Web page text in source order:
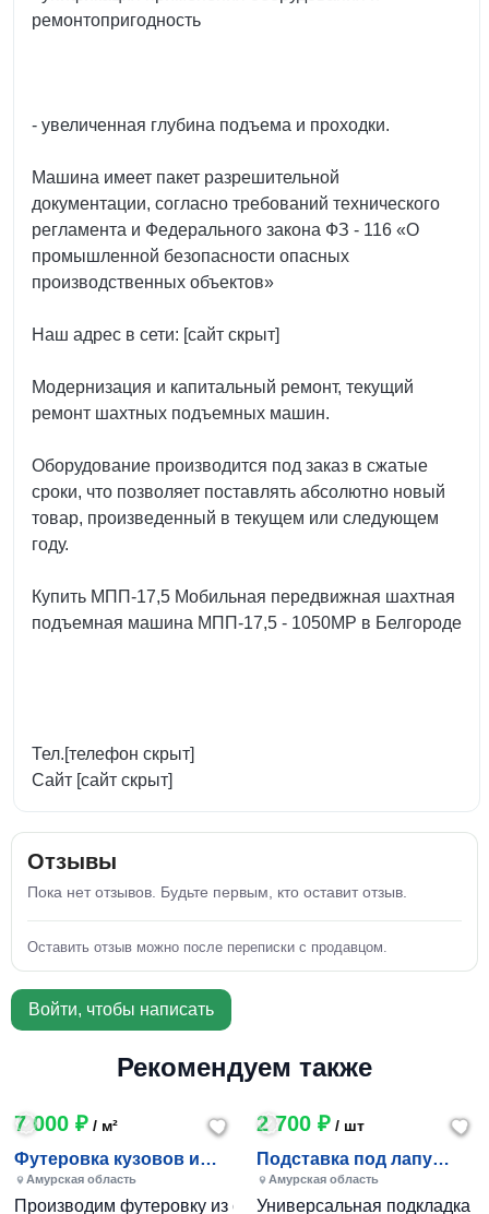
ремонтопригодность
- увеличенная глубина подъема и проходки.
Машина имеет пакет разрешительной
документации, согласно требований технического
регламента и Федерального закона ФЗ - 116 «О
промышленной безопасности опасных
производственных объектов»
Наш адрес в сети: [сайт скрыт]
Модернизация и капитальный ремонт, текущий
ремонт шахтных подъемных машин.
Оборудование производится под заказ в сжатые
сроки, что позволяет поставлять абсолютно новый
товар, произведенный в текущем или следующем
году.
Купить МПП-17,5 Мобильная передвижная шахтная
подъемная машина МПП-17,5 - 1050МР в Белгороде
Тел.[телефон скрыт]
Сайт [сайт скрыт]
Отзывы
Пока нет отзывов. Будьте первым, кто оставит отзыв.
Оставить отзыв можно после переписки с продавцом.
Войти, чтобы написать
Рекомендуем также
7 000 ₽ / м²
Футеровка кузовов и
транспортёров
Амурская область
Производим футеровку из сверхмолекулярного
2 700 ₽/ шт
Подставка под лапу
манипулятора
Амурская область
Универсальная подкладка